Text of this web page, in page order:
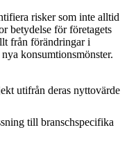
risker som inte alltid
betydelse för företagets
från förändringar i
konsumtionsmönster.
utifrån deras nyttovärde
till branschspecifika